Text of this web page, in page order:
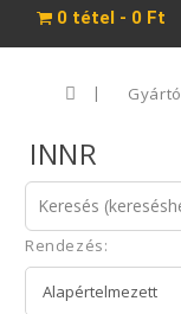
0 tétel - 0 Ft
Gyártó
INNR
Rendezés: